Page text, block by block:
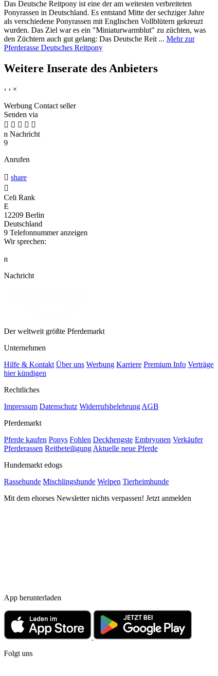
Das Deutsche Reitpony ist eine der am weitesten verbreiteten
Ponyrassen in Deutschland. Es entstand Mitte der sechziger Jahre
als verschiedene Ponyrassen mit Englischen Vollblütern gekreuzt
wurden. Das Ziel war es ein "Miniaturwarmblut" zu züchten, was
den Züchtern auch gut gelang: Das Deutsche Reit ... Mehr zur
Pferderasse Deutsches Reitpony
Weitere Inserate des Anbieters
‹ › ×
Werbung Contact seller
Senden via
    
n Nachricht
9
Anrufen
 share

Celi Rank
E
12209 Berlin
Deutschland
9 Telefonnummer anzeigen
Wir sprechen:
n
Nachricht
Der weltweit größte Pferdemarkt
Unternehmen
Hilfe & Kontakt Über uns Werbung Karriere Premium Info Verträge
hier kündigen
Rechtliches
Impressum Datenschutz Widerrufsbelehrung AGB
Pferdemarkt
Pferde kaufen Ponys Fohlen Deckhengste Embryonen Verkäufer
Pferderassen Reitbeteiligung Aktuelle neue Pferde
Hundemarkt edogs
Rassehunde Mischlingshunde Welpen Tierheimhunde
Mit dem ehorses Newsletter nichts verpassen! Jetzt anmelden
App herunterladen
Folgt uns